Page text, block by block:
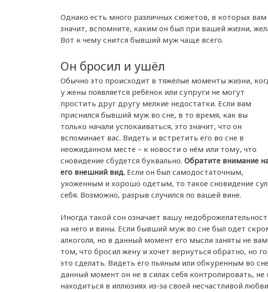
Однако есть много различных сюжетов, в которых
значит, вспомните, каким он был при вашей жизни,
Вот к чему снится бывший муж чаще всего.
Он бросил и ушёл
Обычно это происходит в тяжёлые моменты жизни,
у жены появляется ребёнок или супруги не могут
простить друг другу мелкие недостатки. Если вам
приснился бывший муж во сне, в то время, как вы
только начали успокаиваться, это значит, что он
вспоминает вас. Видеть и встретить его во сне в
неожиданном месте – к новости о нём или тому, что
сновидение сбудется буквально. Обратите внимание
его внешний вид. Если он был самодостаточным,
ухоженным и хорошо одетым, то такое сновидение
себя. Возможно, разрыв случился по вашей вине.
Иногда такой сон означает вашу
на него и вины. Если бывший муж во сне был одет
алкоголя, но в данный момент его мысли заняты не
том, что бросил жену и хочет вернуться обратно, но
это сделать. Видеть его пьяным или обкуренным во
данный момент он не в силах себя контролировать,
находиться в иллюзиях из-за своей несчастливой